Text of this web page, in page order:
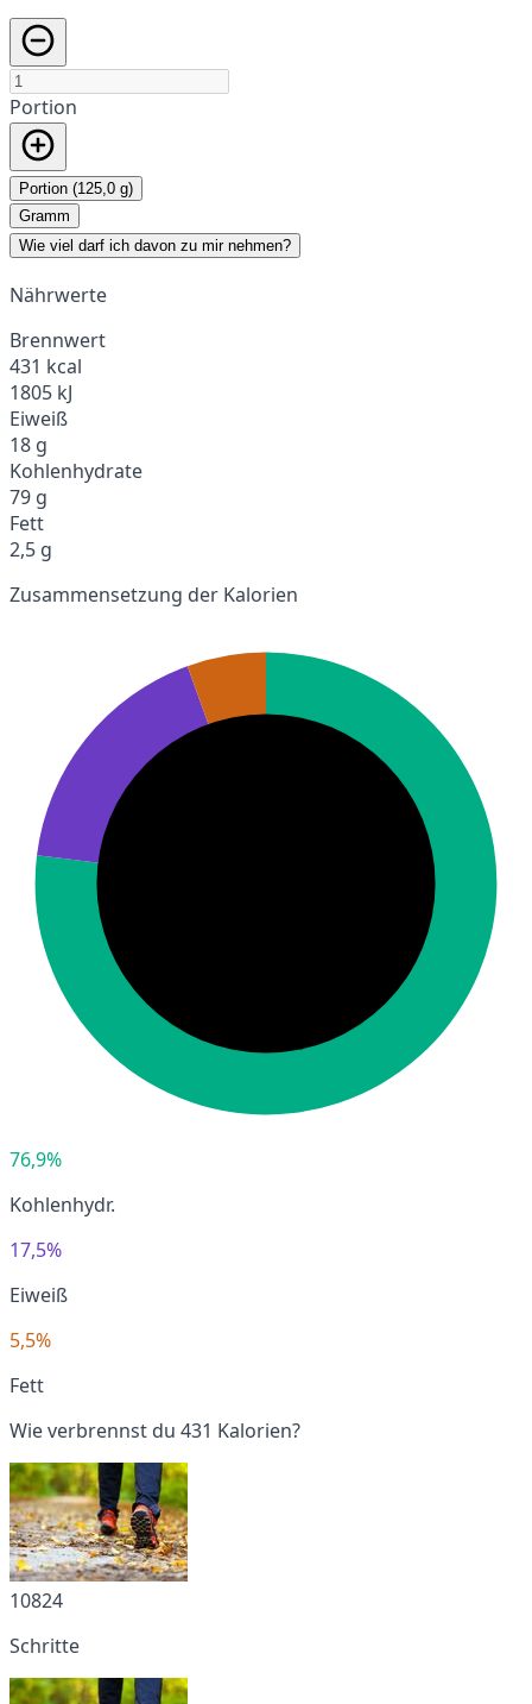
Portion
Portion (125,0 g)
Gramm
Wie viel darf ich davon zu mir nehmen?
Nährwerte
Brennwert
431 kcal
1805 kJ
Eiweiß
18 g
Kohlenhydrate
79 g
Fett
2,5 g
Zusammensetzung der Kalorien
76,9%
Kohlenhydr.
17,5%
Eiweiß
5,5%
Fett
Wie verbrennst du 431 Kalorien?
10824
Schritte